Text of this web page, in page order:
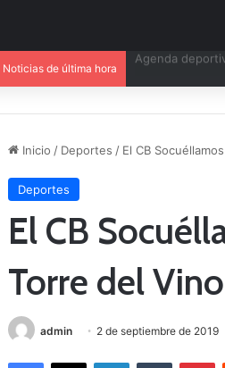
Noticias de última hora Ya se conoce
Inicio / Deportes / El CB
Deportes
El CB
Torre del Vino
admin 2 de septiembre de 2019